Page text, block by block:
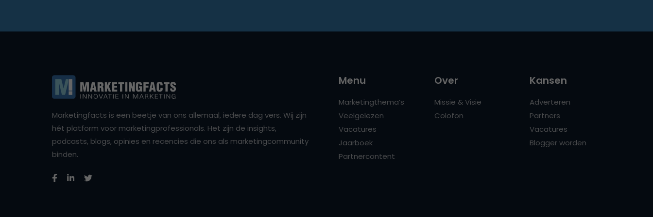
Marketingfacts is een beetje van ons allemaal, iedere dag vers. Wij zijn
hét platform voor marketingprofessionals. Het zijn de insights,
podcasts, blogs, opinies en recencies die ons als marketingcommunity
binden.
Menu
Marketingthema’s
Veelgelezen
Vacatures
Jaarboek
Partnercontent
Over
Missie & Visie
Colofon
Kansen
Adverteren
Partners
Vacatures
Blogger worden